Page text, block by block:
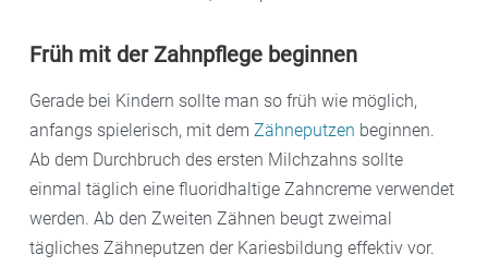
Früh mit der Zahnpflege beginnen
Gerade bei Kindern sollte man so früh wie möglich,
anfangs spielerisch, mit dem Zähneputzen beginnen.
Ab dem Durchbruch des ersten Milchzahns sollte
einmal täglich eine fluoridhaltige Zahncreme verwendet
werden. Ab den Zweiten Zähnen beugt zweimal
tägliches Zähneputzen der Kariesbildung effektiv vor.